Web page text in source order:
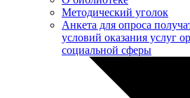
Методический уголок
Анкета для опроса
условий оказания услуг
социальной сферы